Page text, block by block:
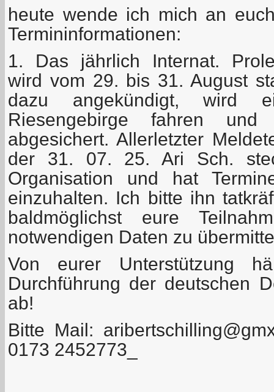
heute wende ich mich an
Termininformationen:
1. Das jährlich Internat.
wird vom 29. bis 31. August
dazu angekündigt, wird
Riesengebirge fahren
abgesichert. Allerletzter
der 31. 07. 25. Ari Sch.
Organisation und hat
einzuhalten. Ich bitte ihn
baldmöglichst eure
notwendigen Daten zu
Von eurer Unterstützung
Durchführung der deutschen
ab!
Bitte Mail:
0173 2452773_